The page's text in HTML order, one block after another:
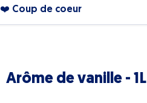
❤️ Coup de coeur
Arôme de vanille - 1L